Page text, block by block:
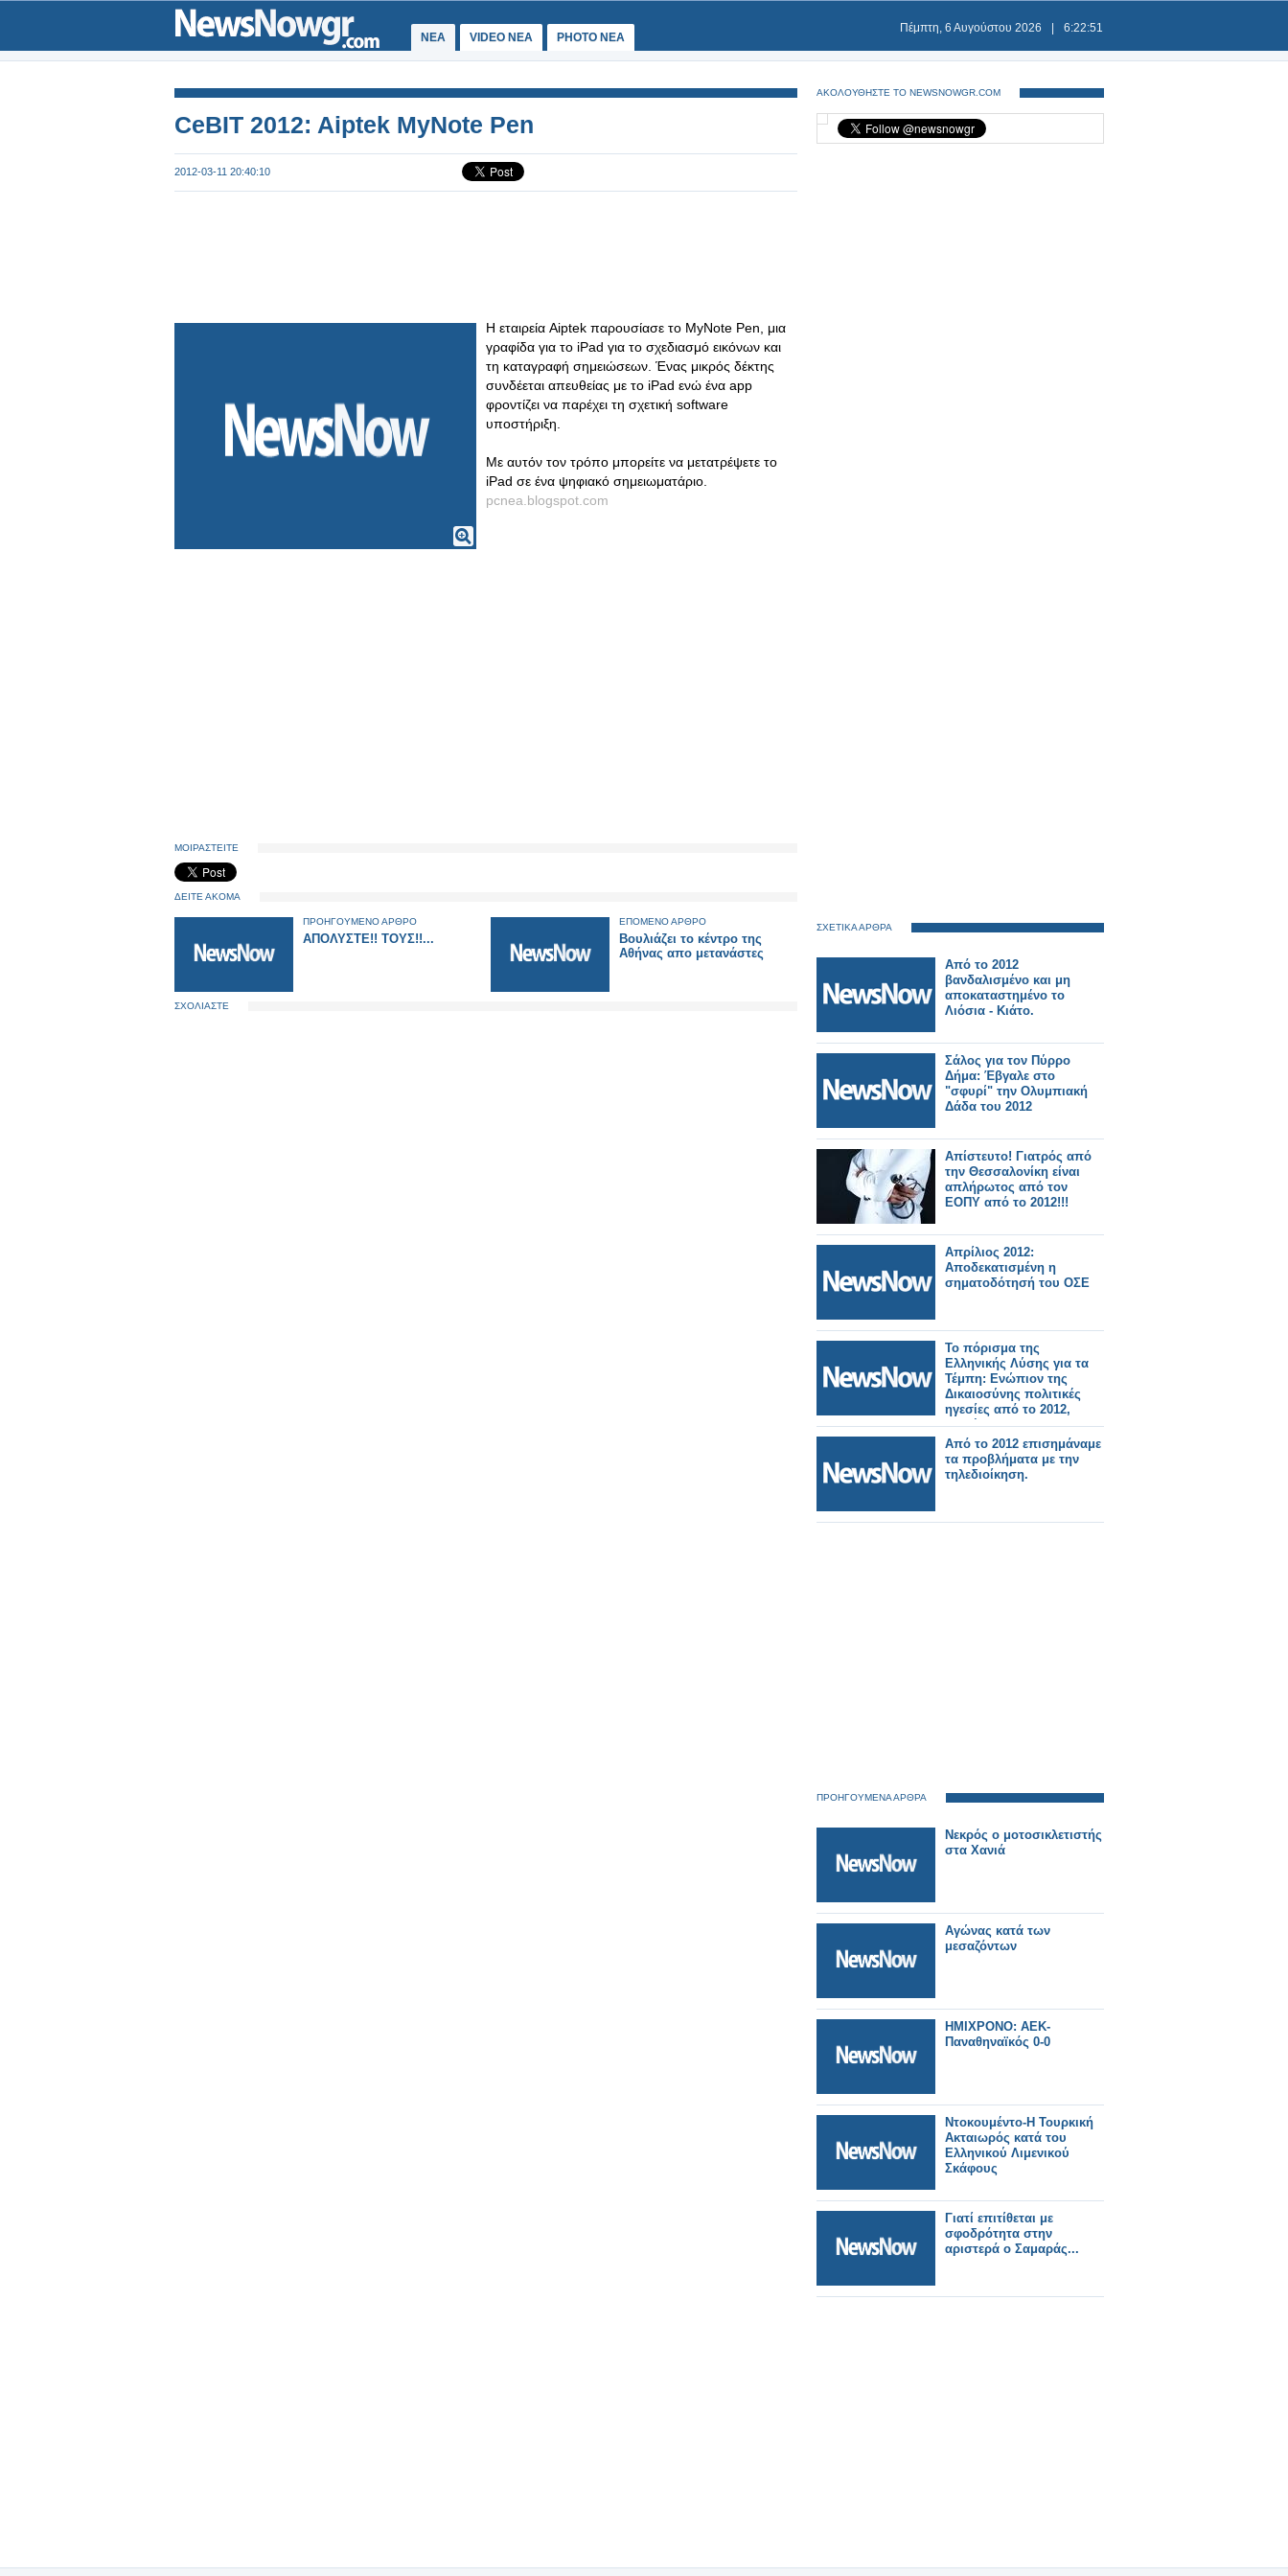
ΝΕΑ VIDEO NEA PHOTO NEA
Πέμπτη, 6 Αυγούστου 2026 6:22:51
CeBIT 2012: Aiptek MyNote Pen
2012-03-11 20:40:10
H εταιρεία Aiptek παρουσίασε το MyNote Pen, μια
γραφίδα για το iPad για το σχεδιασμό εικόνων και
τη καταγραφή σημειώσεων. Ένας μικρός δέκτης
συνδέεται απευθείας με το iPad ενώ ένα app
φροντίζει να παρέχει τη σχετική software
υποστήριξη.
Με αυτόν τον τρόπο μπορείτε να μετατρέψετε το
iPad σε ένα ψηφιακό σημειωματάριο.
pcnea.blogspot.com
ΜΟΙΡΑΣΤΕΙΤΕ
ΔΕΙΤΕ ΑΚΟΜΑ
ΠΡΟΗΓΟΥΜΕΝΟ ΑΡΘΡΟ
ΑΠΟΛΥΣΤΕ!! ΤΟΥΣ!!...
ΕΠΟΜΕΝΟ ΑΡΘΡΟ
Βουλιάζει το κέντρο της
Αθήνας απο μετανάστες
ΣΧΟΛΙΑΣΤΕ
ΑΚΟΛΟΥΘΗΣΤΕ ΤΟ NEWSNOWGR.COM
ΣΧΕΤΙΚΑ ΑΡΘΡΑ
Από το 2012
βανδαλισμένο και μη
αποκαταστημένο το
Λιόσια - Κιάτο.
Σάλος για τον Πύρρο
Δήμα: Έβγαλε στο
"σφυρί" την Ολυμπιακή
Δάδα του 2012
Απίστευτο! Γιατρός από
την Θεσσαλονίκη είναι
απλήρωτος από τον
ΕΟΠΥ από το 2012!!!
Απρίλιος 2012:
Αποδεκατισμένη η
σηματοδότησή του ΟΣΕ
Το πόρισμα της
Ελληνικής Λύσης για τα
Τέμπη: Ενώπιον της
Δικαιοσύνης πολιτικές
ηγεσίες από το 2012,
στελέχη των
σιδηροδρομικών
εταιρειών και εργολάβοι
Από το 2012 επισημάναμε
τα προβλήματα με την
τηλεδιοίκηση.
ΠΡΟΗΓΟΥΜΕΝΑ ΑΡΘΡΑ
Νεκρός ο μοτοσικλετιστής
στα Χανιά
Αγώνας κατά των
μεσαζόντων
ΗΜΙΧΡΟΝΟ: ΑΕΚ-
Παναθηναϊκός 0-0
Nτοκουμέντο-Η Τουρκική
Ακταιωρός κατά του
Ελληνικού Λιμενικού
Σκάφους
Γιατί επιτίθεται με
σφοδρότητα στην
αριστερά ο Σαμαράς...